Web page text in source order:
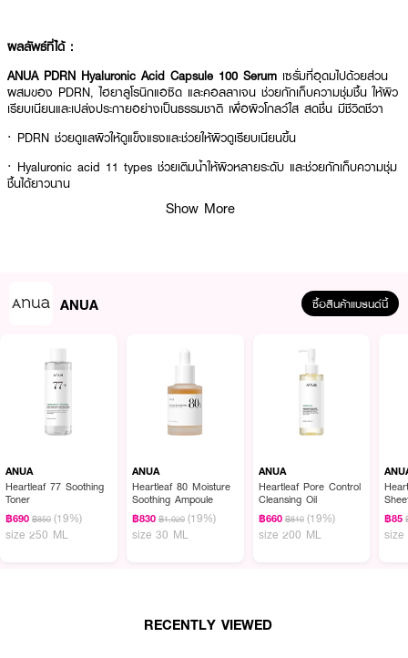
ผลลัพธ์ที่ได้ :
ANUA PDRN Hyaluronic Acid Capsule 100 Serum เซรั่มที่อุดมไปด้วยส่วน
ผสมของ PDRN, ไฮยาลูโรนิกแอซิด และคอลลาเจน ช่วยกักเก็บความชุ่มชื้น ให้ผิว
เรียบเนียนและเปล่งประกายอย่างเป็นธรรมชาติ เพื่อผิวโกลว์ใส สดชื่น มีชีวิตชีวา
· PDRN ช่วยดูแลผิวให้ดูแข็งแรงและช่วยให้ผิวดูเรียบเนียนขึ้น
· Hyaluronic acid 11 types ช่วยเติมน้ำให้ผิวหลายระดับ และช่วยกักเก็บความชุ่ม
ชื้นได้ยาวนาน
· Collagen ช่วยให้ผิวดูอิ่มฟูและเสริมความรู้สึกผิวนุ่มแน่นขึ้น
· เหมาะกับทุกสภาพผิว รวมถึงผิวบอบบางและผิวที่มีแนวโน้มเป็นสิวง่าย
· FDA Registration No. : 10-2-6900002161
How to Use :
Show More
ANUA ซื้อสินค้าแบรนด์นี้
ANUA
Heartleaf 77 Soothing
Toner
฿690 ฿850 (19%)
size 250 ML
ANUA
Heartleaf 80 Moisture
Soothing Ampoule
฿830 ฿1,020 (19%)
size 30 ML
ANUA
Heartleaf Pore Control
Cleansing Oil
฿660 ฿810 (19%)
size 200 ML
฿85
size
RECENTLY VIEWED